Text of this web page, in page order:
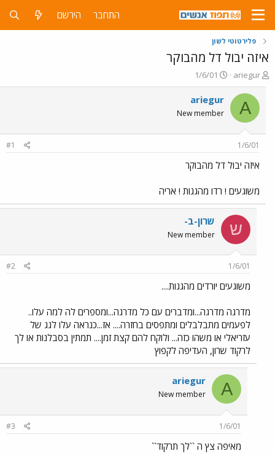
התחבר הירשם
פלירטוטי לשון
איזה יבול דל מהבוקר
פ
ו
ת
ח
ה
ש
א
ariegur
פ
ו
ר
ס
ם
ר
1/6/01
A
ariegur
New member
1/6/01
#1
איזה יבול דל מהבוקר
משוגעים ! רדו מהגגות ! אריה
ש שרון-ב-
New member
1/6/01
#2
משוגעים יורדים מהגגות....
מדרגה מדרגה...ומדברים עם כל מדרגה...ומספרים לה למה עלו..
לפעמים מתבלבלים ומתפסים בחזרה.... אז...כנראה עלו לגג של
עזריאלי או משהו כזה... ולוקח להם קצת זמן.... תמתין בסבלנות או לך
לרקוד שרון, העדיפה לקפוץ
A
ariegur
New member
1/6/01
#3
מאיפה צץ ה ``לך תרקוד``